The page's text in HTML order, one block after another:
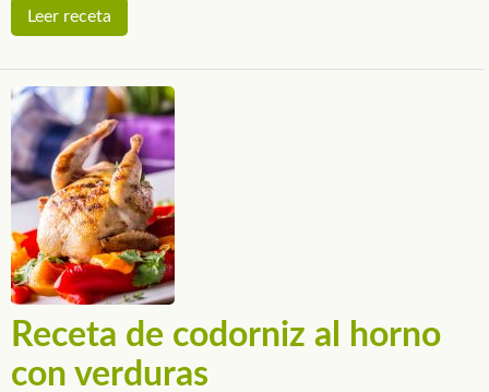
Leer receta
Receta de codorniz al horno
con verduras